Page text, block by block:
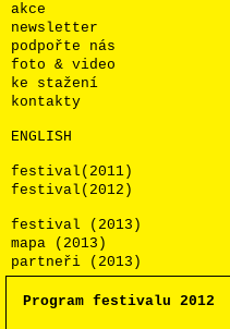
akce
newsletter
podpořte nás
foto & video
ke stažení
kontakty
ENGLISH
festival(2011)
festival(2012)
festival (2013)
mapa (2013)
partneři (2013)
Program festivalu 2012